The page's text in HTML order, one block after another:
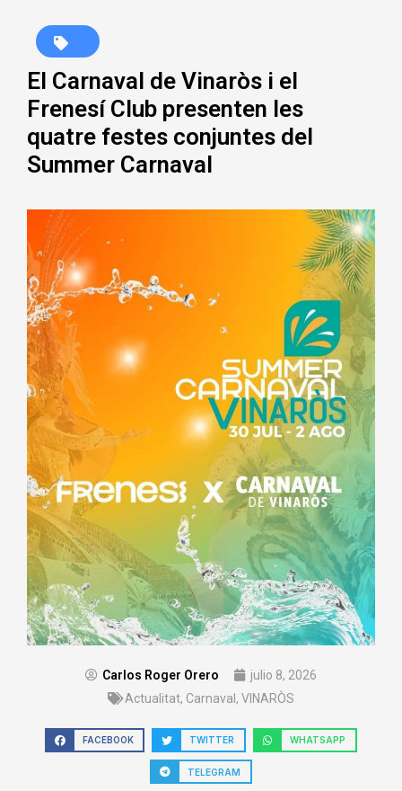
El Carnaval de Vinaròs i el
Frenesí Club presenten les
quatre festes conjuntes del
Summer Carnaval
Carlos Roger Orero
julio 8, 2026
Actualitat, Carnaval , VINARÒS
FACEBOOK TWITTER WHATSAPP
TELEGRAM